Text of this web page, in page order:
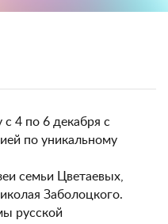
4 по 6 декабря с
по уникальному
семьи Цветаевых,
Заболоцкого.
русской